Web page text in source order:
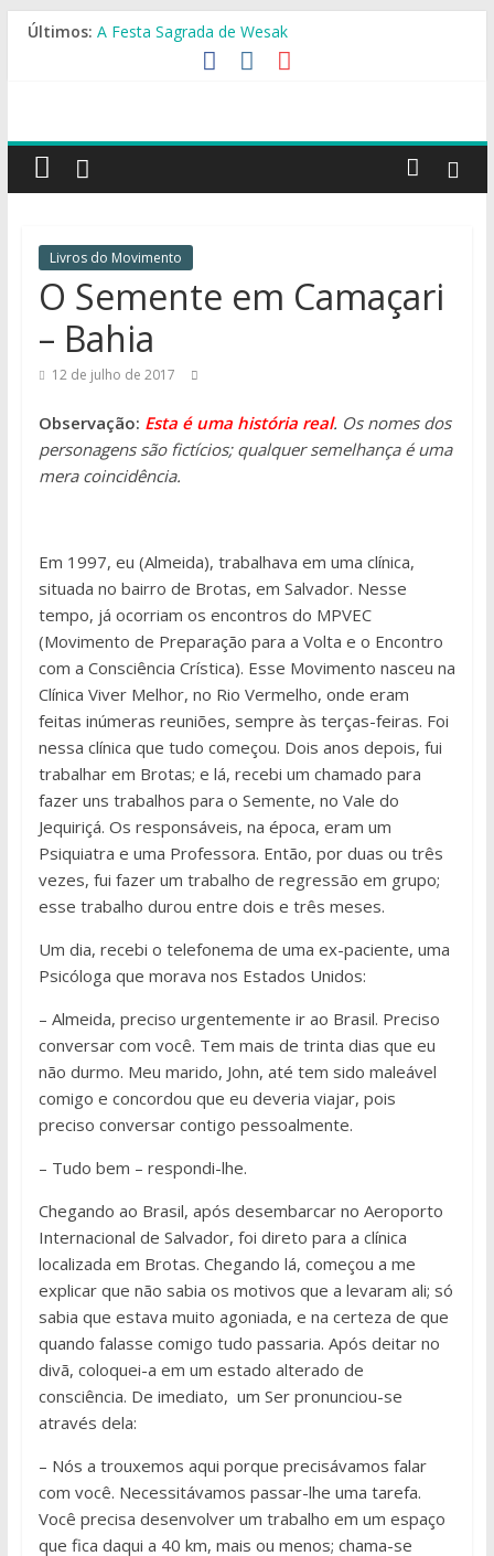
Pular
Últimos: A Festa Sagrada de Wesak
O TRABALHO DO CRISTO E SEUS ENSINAMENTOS
as
sementes
consciência!
Livros do Movimento
O Semente em Camaçari
– Bahia
12 de julho de 2017
Observação: Esta é uma história real. Os nomes dos
personagens são fictícios; qualquer semelhança é uma
mera coincidência.
Em 1997, eu (Almeida), trabalhava em uma clínica,
situada no bairro de Brotas, em Salvador. Nesse
tempo, já ocorriam os encontros do MPVEC
(Movimento de Preparação para a Volta e o Encontro
com a Consciência Crística). Esse Movimento nasceu na
Clínica Viver Melhor, no Rio Vermelho, onde eram
feitas inúmeras reuniões, sempre às terças-feiras. Foi
nessa clínica que tudo começou. Dois anos depois, fui
trabalhar em Brotas; e lá, recebi um chamado para
fazer uns trabalhos para o Semente, no Vale do
Jequiriçá. Os responsáveis, na época, eram um
Psiquiatra e uma Professora. Então, por duas ou três
vezes, fui fazer um trabalho de regressão em grupo;
esse trabalho durou entre dois e três meses.
Um dia, recebi o telefonema de uma ex-paciente, uma
Psicóloga que morava nos Estados Unidos:
– Almeida, preciso urgentemente ir ao Brasil. Preciso
conversar com você. Tem mais de trinta dias que eu
não durmo. Meu marido, John, até tem sido maleável
comigo e concordou que eu deveria viajar, pois
preciso conversar contigo pessoalmente.
– Tudo bem – respondi-lhe.
Chegando ao Brasil, após desembarcar no Aeroporto
Internacional de Salvador, foi direto para a clínica
localizada em Brotas. Chegando lá, começou a me
explicar que não sabia os motivos que a levaram ali; só
sabia que estava muito agoniada, e na certeza de que
quando falasse comigo tudo passaria. Após deitar no
divã, coloquei-a em um estado alterado de
consciência. De imediato, um Ser pronunciou-se
através dela:
– Nós a trouxemos aqui porque precisávamos falar
com você. Necessitávamos passar-lhe uma tarefa.
Você precisa desenvolver um trabalho em um espaço
que fica daqui a 40 km, mais ou menos; chama-se